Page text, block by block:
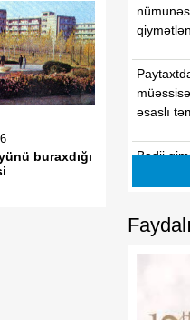
buraxdığı
əsaslı
Bədii
ci ölkə
Dövlət
Perunun